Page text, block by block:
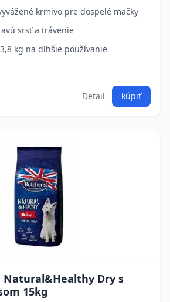
krmivo pre dospelé mačky
srsť a trávenie
kg na dlhšie používanie
Detail kúpiť
Natural&Healthy Dry s
15kg